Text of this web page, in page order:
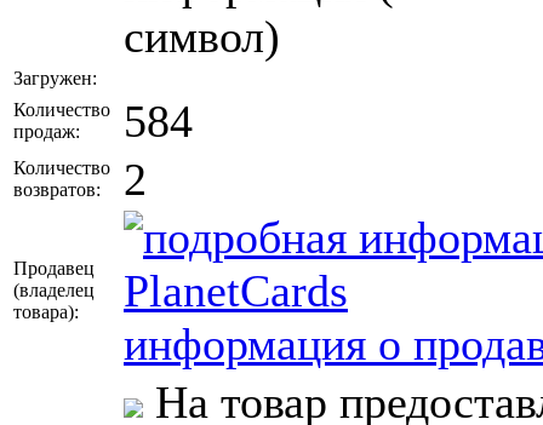
символ)
Загружен:
Количество
продаж:
584
Количество
возвратов:
2
Продавец
(владелец
товара):
PlanetCards
информация о
На товар